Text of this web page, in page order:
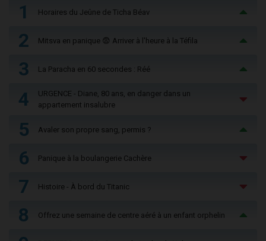
1 Horaires du Jeûne de Ticha Béav
2 Mitsva en panique 😨 Arriver à l'heure à la Téfila
3 La Paracha en 60 secondes : Réé
4
URGENCE - Diane, 80 ans, en danger dans un
appartement insalubre
5 Avaler son propre sang, permis ?
6 Panique à la boulangerie Cachère
7 Histoire - À bord du Titanic
8 Offrez une semaine de centre aéré à un enfant orphelin